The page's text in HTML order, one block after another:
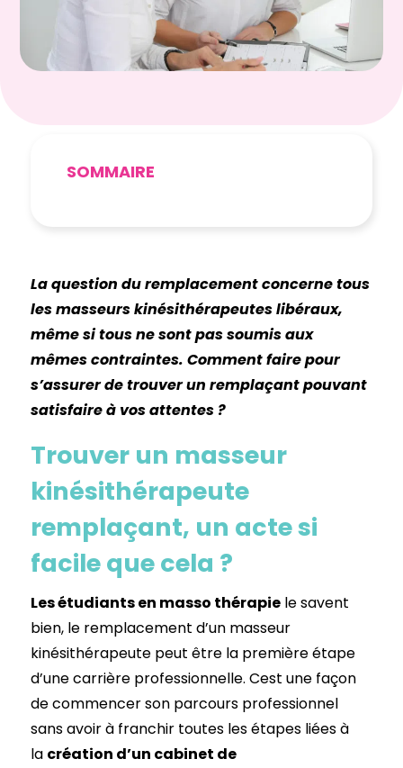
SOMMAIRE
La question du remplacement concerne tous
les masseurs kinésithérapeutes libéraux,
même si tous ne sont pas soumis aux
mêmes contraintes. Comment faire pour
s’assurer de trouver un remplaçant pouvant
satisfaire à vos attentes ?
Trouver un masseur
kinésithérapeute
remplaçant, un acte si
facile que cela ?
Les étudiants en masso thérapiele savent
bien, le remplacement d’un masseur
kinésithérapeute peut être la première étape
d’une carrière professionnelle. Cest une façon
de commencer son parcours professionnel
sans avoir à franchir toutes les étapes liées à
la création d’un cabinet de